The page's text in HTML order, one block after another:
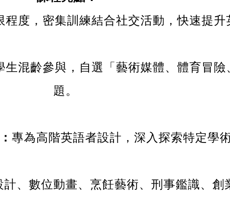
程度，密集訓練結合社交活動，快速提升
生混齡參與，自選「藝術媒體、體育冒
題。
： 專為高階英語者設計，深入探索特定學術
、數位動畫、烹飪藝術、刑事鑑識、創